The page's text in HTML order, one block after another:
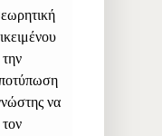
να